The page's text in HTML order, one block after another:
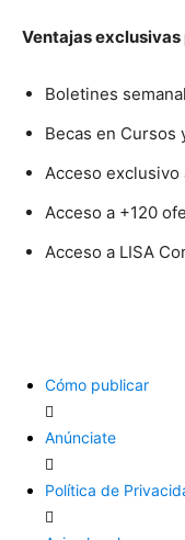
Ventajas
Boletines
Becas en Cursos
Acceso exclusivo
Acceso a +120
Acceso a LISA
Cómo publicar
Anúnciate
Política de